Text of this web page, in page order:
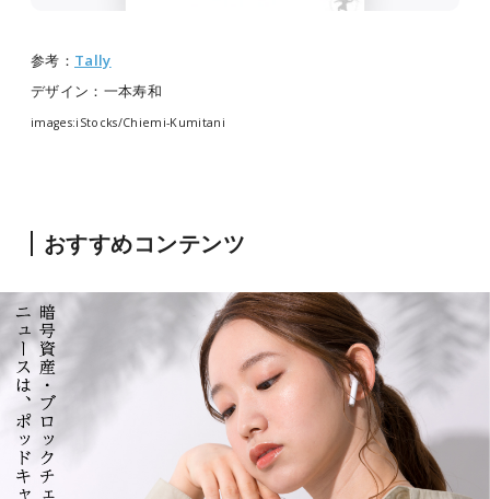
参考： Tally
デザイン：一本寿和
images:iStocks/Chiemi-Kumitani
おすすめコンテンツ